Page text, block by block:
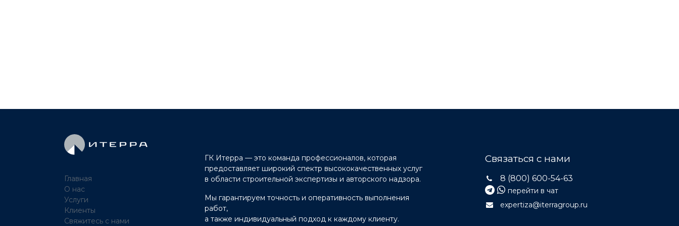
Главная
О нас
Услуги
Клиенты
Свяжитесь с нами
Связаться с нами
8 (800) 600-54-63
перейти в чат
expertiza@iterragroup.ru
ГК Итерра — это команда профессионалов, которая
предоставляет широкий спектр высококачественных услуг
в области строительной экспертизы и авторского надзора.
Мы гарантируем точность и оперативность выполнения
работ,
а также индивидуальный подход к каждому клиенту.